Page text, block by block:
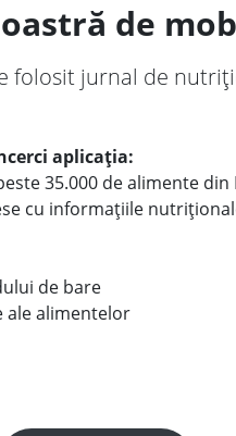
de
folosit jurnal de
aplicația:
35.000 de alimente din
cu informațiile
de bare
alimentelor